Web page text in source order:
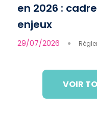
en 2026 :
enjeux
29/07/2026 ●
VOIR